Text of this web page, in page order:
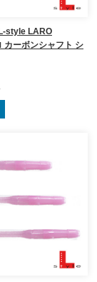
style LARO
カーボンシャフト シ